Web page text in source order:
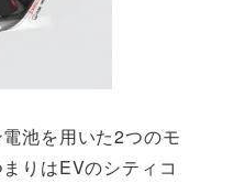
池を用いた2つのモ
りはEVのシティコ